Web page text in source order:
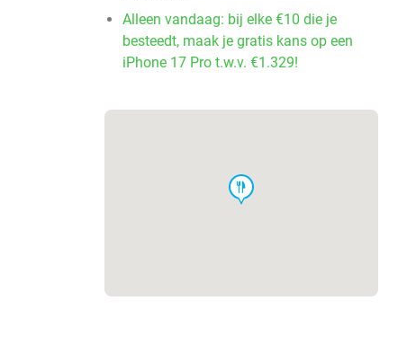
Alleen vandaag: bij elke €10 die je
besteedt, maak je gratis kans op een
iPhone 17 Pro t.w.v. €1.329!
food